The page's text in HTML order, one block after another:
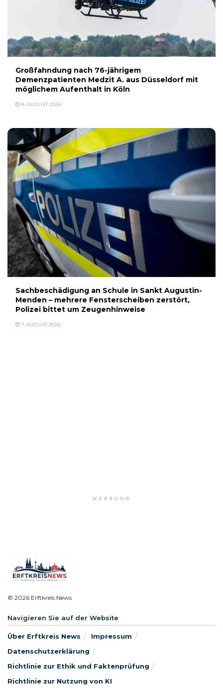
Großfahndung nach 76-jährigem
Demenzpatienten Medzit A. aus Düsseldorf mit
möglichem Aufenthalt in Köln
8. AUGUST 2026
Sachbeschädigung an Schule in Sankt Augustin-
Menden – mehrere Fensterscheiben zerstört,
Polizei bittet um Zeugenhinweise
7. AUGUST 2026
WERBUNG
© 2026 Erftkreis News
Navigieren Sie auf der Website
Über Erftkreis News
Impressum
Datenschutzerklärung
Richtlinie zur Ethik und Faktenprüfung
Richtlinie zur Nutzung von KI